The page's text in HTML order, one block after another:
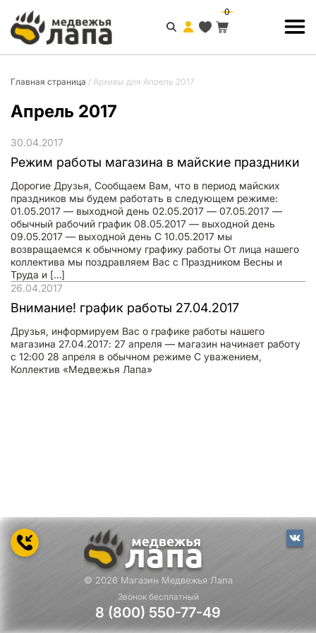
0
Главная страница / Архивы для Апрель 2017
Апрель 2017
30.04.2017
Режим работы магазина в майские праздники
Дорогие Друзья, Сообщаем Вам, что в период майских
праздников мы будем работать в следующем режиме:
01.05.2017 — выходной день 02.05.2017 — 07.05.2017 —
обычный рабочий график 08.05.2017 — выходной день
09.05.2017 — выходной день С 10.05.2017 мы
возвращаемся к обычному графику работы От лица нашего
коллектива мы поздравляем Вас с Праздником Весны и
Труда и […]
26.04.2017
Внимание! график работы 27.04.2017
Друзья, информируем Вас о графике работы нашего
магазина 27.04.2017: 27 апреля — магазин начинает работу
с 12:00 28 апреля в обычном режиме С уважением,
Коллектив «Медвежья Лапа»
© 2026 Магазин Медвежья Лапа
Звонок бесплатный
8 (800) 550-77-49